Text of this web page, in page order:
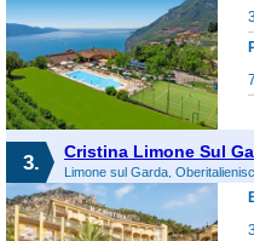
3. Cristina Limone Sul